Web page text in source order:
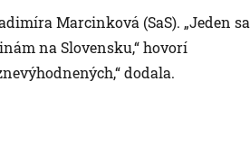
Marcinková (SaS). „Jeden sa
na Slovensku,“ hovorí
dodala.